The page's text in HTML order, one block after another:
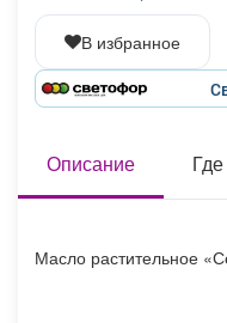
Я -
В избранное
Описание
Масло растительное